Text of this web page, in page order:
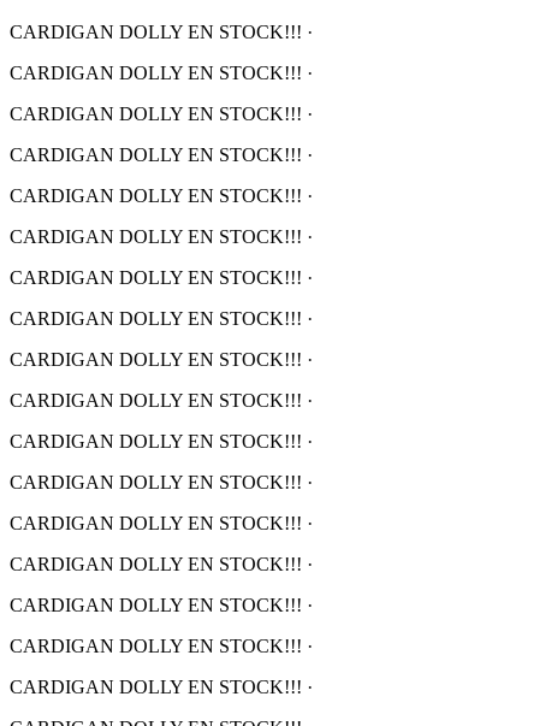
CARDIGAN DOLLY EN STOCK!!! ·
CARDIGAN DOLLY EN STOCK!!! ·
CARDIGAN DOLLY EN STOCK!!! ·
CARDIGAN DOLLY EN STOCK!!! ·
CARDIGAN DOLLY EN STOCK!!! ·
CARDIGAN DOLLY EN STOCK!!! ·
CARDIGAN DOLLY EN STOCK!!! ·
CARDIGAN DOLLY EN STOCK!!! ·
CARDIGAN DOLLY EN STOCK!!! ·
CARDIGAN DOLLY EN STOCK!!! ·
CARDIGAN DOLLY EN STOCK!!! ·
CARDIGAN DOLLY EN STOCK!!! ·
CARDIGAN DOLLY EN STOCK!!! ·
CARDIGAN DOLLY EN STOCK!!! ·
CARDIGAN DOLLY EN STOCK!!! ·
CARDIGAN DOLLY EN STOCK!!! ·
CARDIGAN DOLLY EN STOCK!!! ·